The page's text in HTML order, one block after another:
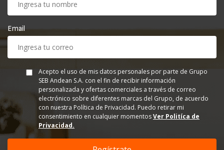
Email
Acepto el uso de mis datos personales por parte de Grupo
SEB Andean S.A. con el fin de recibir información
personalizada y ofertas comerciales a través de correo
electrónico sobre diferentes marcas del Grupo, de acuerdo
con nuestra Política de Privacidad. Puedo retirar mi
consentimiento en cualquier momentosVer Politíca de
Privacidad.